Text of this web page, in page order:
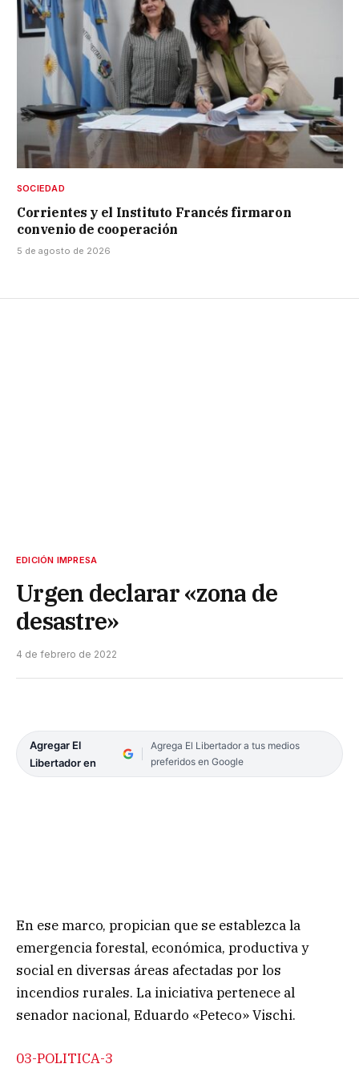
SOCIEDAD
Corrientes y el Instituto Francés firmaron
convenio de cooperación
5 de agosto de 2026
EDICIÓN IMPRESA
Urgen declarar «zona de
desastre»
4 de febrero de 2022
Agregar El
Libertador en
Agrega El Libertador a tus medios
preferidos en Google
En ese marco, propician que se establezca la
emergencia forestal, económica, productiva y
social en diversas áreas afectadas por los
incendios rurales. La iniciativa pertenece al
senador nacional, Eduardo «Peteco» Vischi.
03-POLITICA-3